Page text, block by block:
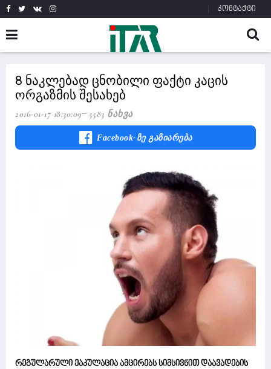
კონტაქტი
8 ნაკლებად ცნობილი ფაქტი კაცის
ორგაზმის შესახებ
2016-01-17 18:30:09 5583 Ნახვა
Facebook-Ზე Გაზიარება
რეგულარული ეაკულაცია ამცირებს სიმსივნით დაავადების